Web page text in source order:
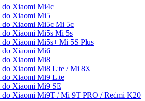
do Xiaomi Mi4c
do Xiaomi Mi5
do Xiaomi Mi5c Mi 5c
do Xiaomi Mi5s Mi 5s
do Xiaomi Mi5s+ Mi 5S Plus
do Xiaomi Mi6
do Xiaomi Mi8
do Xiaomi Mi8 Lite / Mi 8X
do Xiaomi Mi9 Lite
do Xiaomi Mi9 SE
do Xiaomi Mi9T / Mi 9T PRO / Redmi K20